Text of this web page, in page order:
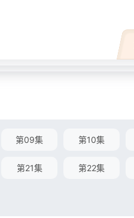
第09集 第10集
第21集 第22集